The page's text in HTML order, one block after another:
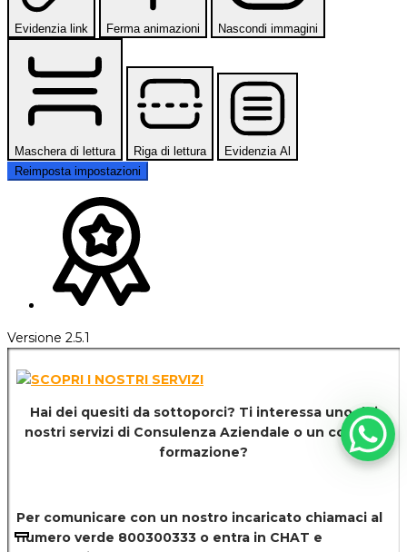
Evidenzia link Ferma animazioni Nascondi immagini
Maschera di lettura Riga di lettura
Evidenzia Al
Reimposta impostazioni
Versione 2.5.1
Hai dei quesiti da sottoporci? Ti interessa uno dei
nostri servizi di Consulenza Aziendale o un corso di
formazione?
Per comunicare con un nostro incaricato chiamaci al
numero verde 800300333 o entra in CHAT e